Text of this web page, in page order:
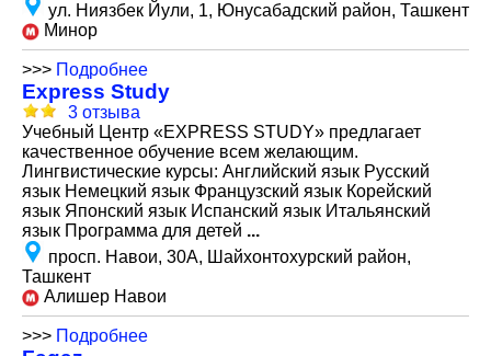
ул. Ниязбек Йули, 1, Юнусабадский район, Ташкент
Минор
>>> Подробнее
Express Study
3 отзыва
Учебный Центр «EXPRESS STUDY» предлагает
качественное обучение всем желающим.
Лингвистические курсы: Английский язык Русский
язык Немецкий язык Французский язык Корейский
язык Японский язык Испанский язык Итальянский
язык Программа для детей ...
просп. Навои, 30А, Шайхонтохурский район,
Ташкент
Алишер Навои
>>> Подробнее